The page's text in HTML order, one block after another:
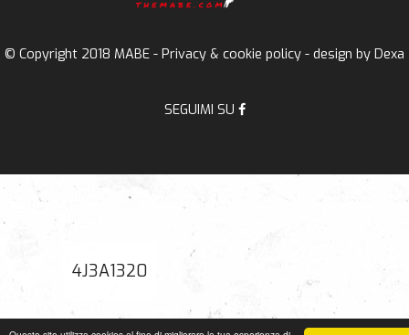
4J3A1320
© Copyright 2018 MABE - Privacy & cookie policy - design by Dexa
SEGUIMI SU